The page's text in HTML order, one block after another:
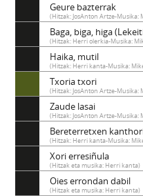
Geure bazterrak
(Hitzak: JosAnton Artze-Musika:
Baga, biga, higa
(Hitzak: Herri olerkia-Musika:
Haika, mutil
(Hitzak: Herri kanta-Musika:
Txoria txori
(Hitzak: JosAnton Artze-Musika:
Zaude lasai
(Hitzak: JosAnton Artze-Musika:
Bereterretxen
(Hitzak: Herri kanta-Musika:
Xori erresiñula
(Hitzak eta musika: Herri kanta)
Oies errondan dabil
(Hitzak eta musika: Herri kanta)